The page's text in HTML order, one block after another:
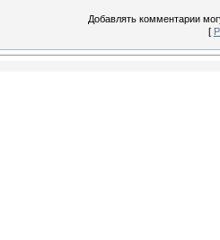
Добавлять комментарии
[